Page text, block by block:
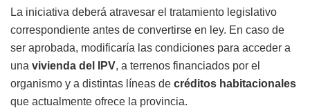
La iniciativa deberá atravesar el tratamiento legislativo
correspondiente antes de convertirse en ley. En caso de
ser aprobada, modificaría las condiciones para acceder a
una vivienda del IPV, a terrenos financiados por el
organismo y a distintas líneas de créditos habitacionales
que actualmente ofrece la provincia.